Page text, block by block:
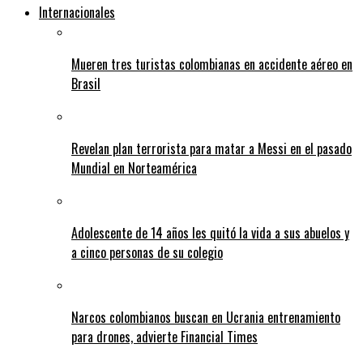
Internacionales
Mueren tres turistas colombianas en accidente aéreo en
Brasil
Revelan plan terrorista para matar a Messi en el pasado
Mundial en Norteamérica
Adolescente de 14 años les quitó la vida a sus abuelos y
a cinco personas de su colegio
Narcos colombianos buscan en Ucrania entrenamiento
para drones, advierte Financial Times